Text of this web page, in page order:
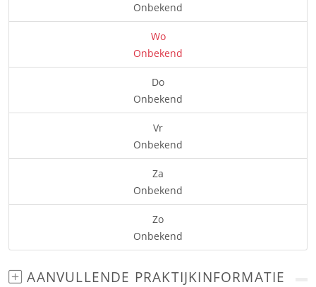
Onbekend
Wo
Onbekend
Do
Onbekend
Vr
Onbekend
Za
Onbekend
Zo
Onbekend
AANVULLENDE PRAKTIJKINFORMATIE